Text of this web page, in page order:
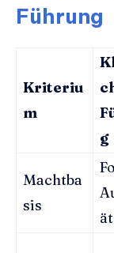
Führung
Kriteriu
m
g
Machtba
sis
ät